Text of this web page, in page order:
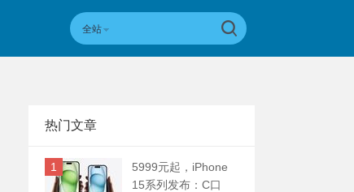
全站
热门文章
1
5999元起，iPhone
15系列发布：C口